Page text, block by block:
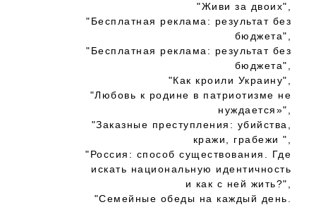
"Живи за двоих",
"Бесплатная реклама: результат без
бюджета",
"Бесплатная реклама: результат без
бюджета",
"Как кроили Украину",
"Любовь к родине в патриотизме не
нуждается»",
"Заказные преступления: убийства,
кражи, грабежи ",
"Россия: способ существования. Где
искать национальную идентичность
и как с ней жить?",
"Семейные обеды на каждый день.